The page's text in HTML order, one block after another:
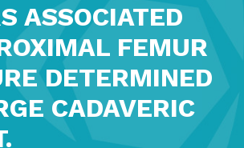
ASSOCIATED
FEMUR
DETERMINED
CADAVERIC